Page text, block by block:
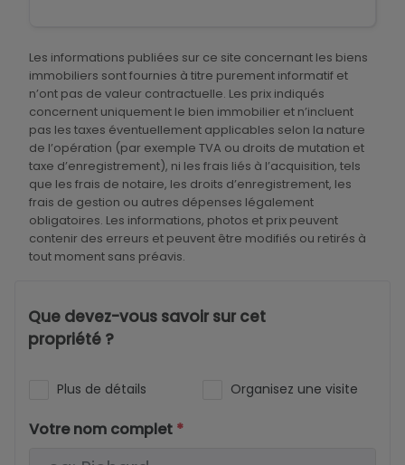
Les informations publiées sur ce site concernant les biens
immobiliers sont fournies à titre purement informatif et
n’ont pas de valeur contractuelle. Les prix indiqués
concernent uniquement le bien immobilier et n’incluent
pas les taxes éventuellement applicables selon la nature
de l’opération (par exemple TVA ou droits de mutation et
taxe d’enregistrement), ni les frais liés à l’acquisition, tels
que les frais de notaire, les droits d’enregistrement, les
frais de gestion ou autres dépenses légalement
obligatoires. Les informations, photos et prix peuvent
contenir des erreurs et peuvent être modifiés ou retirés à
tout moment sans préavis.
Que devez-vous savoir sur cet
propriété ?
Plus de détails Organisez une visite
Votre nom complet *